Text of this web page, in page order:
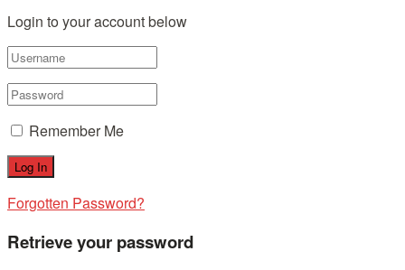
Login to your account below
Remember Me
Forgotten Password?
Retrieve your password